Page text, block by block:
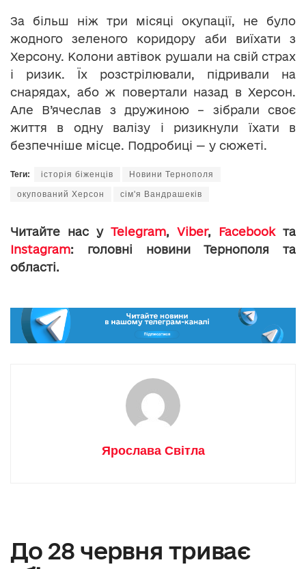
За більш ніж три місяці окупації, не було
жодного зеленого коридору аби виїхати з
Херсону. Колони автівок рушали на свій страх
і ризик. Їх розстрілювали, підривали на
снарядах, або ж повертали назад в Херсон.
Але В’ячеслав з дружиною – зібрали своє
життя в одну валізу і ризикнули їхати в
безпечніше місце. Подробиці — у сюжеті.
Теги: історія біженців Новини Тернополя
окупований Херсон сім'я Вандрашеків
Читайте нас у Telegram, Viber, Facebookта
Instagram: головні новини Тернополя та
області.
Ярослава Світла
До 28 червня триває